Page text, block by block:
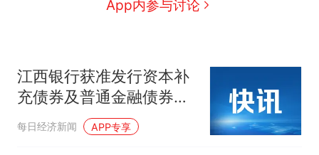
App内参与讨论
江西银行获准发行资本补
充债券及普通金融债券；
无锡银行：股东拟合计减
持不超1.96%公司股份｜
每日经济新闻 APP专享